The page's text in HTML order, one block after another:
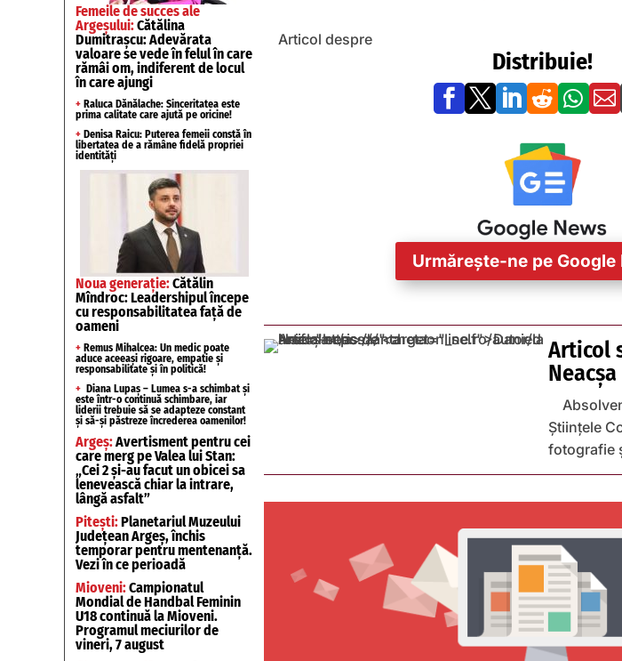
Femeile de succes ale
Argeșului:Cătălina
Dumitrașcu: Adevărata
valoare se vede în felul în care
rămâi om, indiferent de locul
în care ajungi
+ Raluca Dănălache: Sinceritatea este
prima calitate care ajută pe oricine!
+ Denisa Raicu: Puterea femeii constă în
libertatea de a rămâne fidelă propriei
identități
Noua generație:Cătălin
Mîndroc: Leadershipul începe
cu responsabilitatea față de
oameni
+ Remus Mihalcea: Un medic poate
aduce aceeași rigoare, empatie și
responsabilitate și în politică!
+ Diana Lupaș – Lumea s-a schimbat și
este într-o continuă schimbare, iar
liderii trebuie să se adapteze constant
și să-și păstreze încrederea oamenilor!
Argeș:Avertisment pentru cei
care merg pe Valea lui Stan:
„Cei 2 și-au facut un obicei sa
lenevească chiar la intrare,
lângă asfalt”
Pitești:Planetariul Muzeului
Județean Argeș, închis
temporar pentru mentenanță.
Vezi în ce perioadă
Mioveni:Campionatul
Mondial de Handbal Feminin
U18 continuă la Mioveni.
Programul meciurilor de
vineri, 7 august
Articol despre
Distribuie!
     
Urmărește-ne pe Google
Articol
Neacșa
Științele
fotografie